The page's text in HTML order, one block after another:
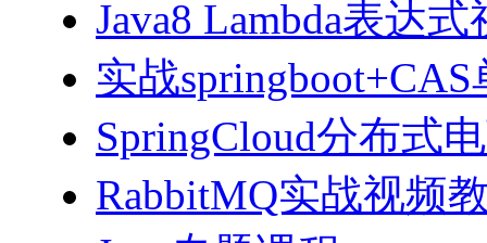
Java8 Lambda表达
实战
SpringCloud分布式
RabbitMQ实战视频